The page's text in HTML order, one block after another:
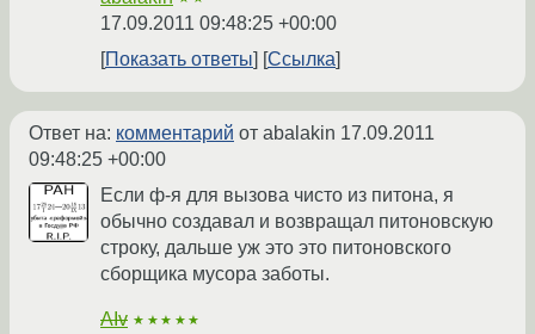
17.09.2011 09:48:25 +00:00
Показать ответы
Ссылка
Ответ на: комментарий от abalakin 17.09.2011
09:48:25 +00:00
Если ф-я для вызова чисто из питона, я
обычно создавал и возвращал питоновскую
строку, дальше уж это это питоновского
сборщика мусора заботы.
AIv ★★★★★